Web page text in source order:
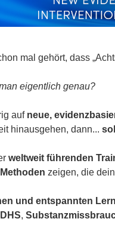
mal gehört, dass
eigentlich genau?
auf neue,
hinausgehen, dann...
weltweit führenden
zeigen, die
und entspannten
,